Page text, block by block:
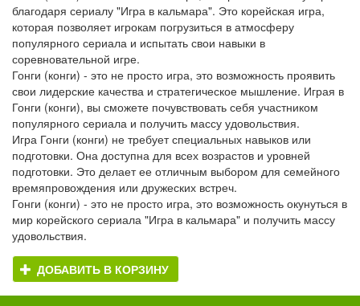
благодаря сериалу "Игра в кальмара". Это корейская игра,
которая позволяет игрокам погрузиться в атмосферу
популярного сериала и испытать свои навыки в
соревновательной игре.
Гонги (конги) - это не просто игра, это возможность проявить
свои лидерские качества и стратегическое мышление. Играя в
Гонги (конги), вы сможете почувствовать себя участником
популярного сериала и получить массу удовольствия.
Игра Гонги (конги) не требует специальных навыков или
подготовки. Она доступна для всех возрастов и уровней
подготовки. Это делает ее отличным выбором для семейного
времяпровождения или дружеских встреч.
Гонги (конги) - это не просто игра, это возможность окунуться в
мир корейского сериала "Игра в кальмара" и получить массу
удовольствия.
ДОБАВИТЬ В КОРЗИНУ